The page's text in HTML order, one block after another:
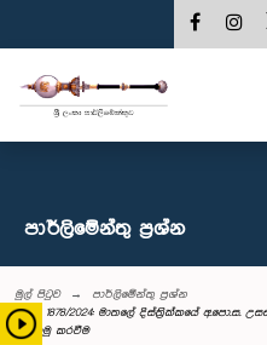
පාර්ලි‌මේන්තු‌ ප්‍රශ්න
මුල් පිටුව
පාර්ලි‌මේන්තු‌ ප්‍රශ්න
1878/2024: මාතලේ දිස්ත්‍රික්කයේ
යොමු කරවීම